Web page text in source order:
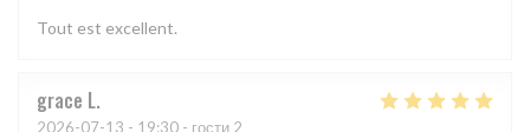
Tout est excellent.
grace L
2026-07-13 - 19:30 - гости 2